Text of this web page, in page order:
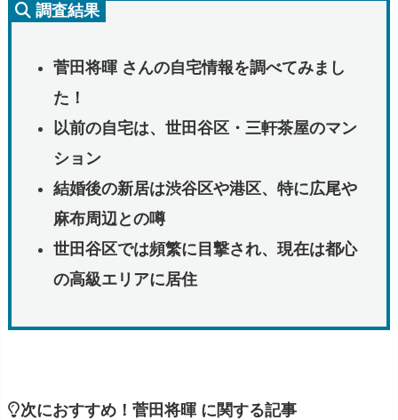
調査結果
菅田将暉 さんの自宅情報を調べてみまし
た！
以前の自宅は、世田谷区・三軒茶屋のマン
ション
結婚後の新居は渋谷区や港区、特に広尾や
麻布周辺との噂
世田谷区では頻繁に目撃され、現在は都心
の高級エリアに居住
次におすすめ！菅田将暉 に関する記事